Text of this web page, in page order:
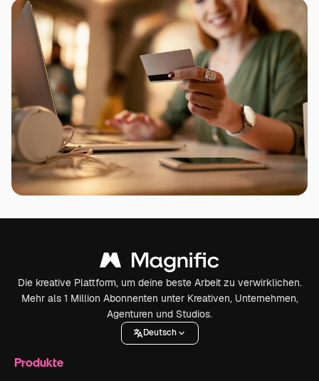
Die kreative Plattform, um deine beste Arbeit zu verwirklichen.
Mehr als 1 Million Abonnenten unter Kreativen, Unternehmen,
Agenturen und Studios.
Deutsch
Produkte